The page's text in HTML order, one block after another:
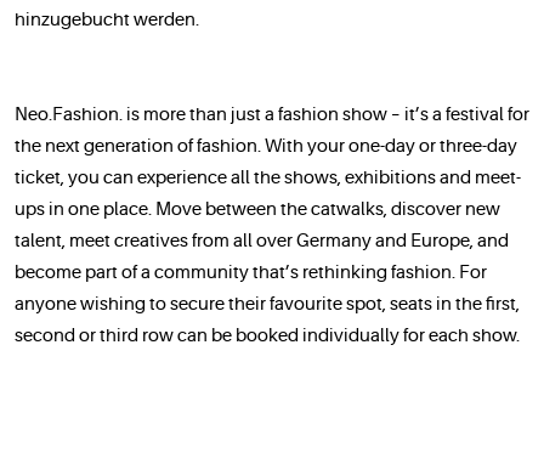
hinzugebucht werden.
Neo.Fashion. is more than just a fashion show – it’s a festival for
the next generation of fashion. With your one-day or three-day
ticket, you can experience all the shows, exhibitions and meet-
ups in one place. Move between the catwalks, discover new
talent, meet creatives from all over Germany and Europe, and
become part of a community that’s rethinking fashion. For
anyone wishing to secure their favourite spot, seats in the first,
second or third row can be booked individually for each show.